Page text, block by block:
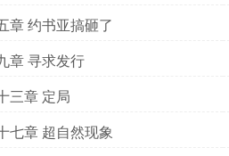
章 约书亚搞砸了
章 寻求发行
三章 定局
七章 超自然现象